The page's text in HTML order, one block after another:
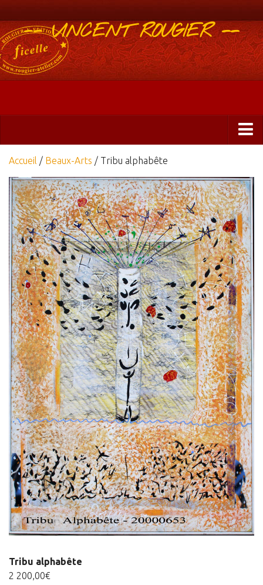
-- VINCENT ROUGIER --
Boutique
Abonnements 2025
Éditions
ficelle&PlisUrgents
Plis urgents
Ficelle Partagée
Estampes
Livres d’artiste
Ficelle noire
Auteurs
Beaux-Arts
Peintures
Dessins
Les froissés, les plissés
Installations
L’actualité
CV
Mon Compte
Déconnexion
Panier
Accueil / Beaux-Arts / Tribu alphabête
Tribu alphabête
2 200,00€